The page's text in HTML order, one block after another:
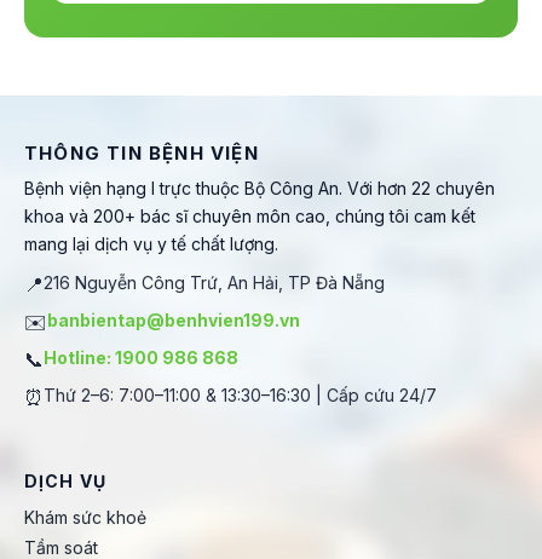
THÔNG TIN BỆNH VIỆN
Bệnh viện hạng I trực thuộc Bộ Công An. Với hơn 22 chuyên
khoa và 200+ bác sĩ chuyên môn cao, chúng tôi cam kết
mang lại dịch vụ y tế chất lượng.
📍216 Nguyễn Công Trứ, An Hải, TP Đà Nẵng
✉️banbientap@benhvien199.vn
📞Hotline: 1900 986 868
⏰ Thứ 2–6: 7:00–11:00 & 13:30–16:30 | Cấp cứu 24/7
DỊCH VỤ
Khám sức khoẻ
Tầm soát